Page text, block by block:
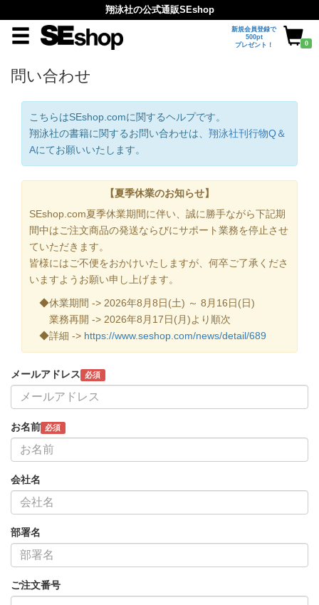
翔泳社の公式通販SEshop
新規会員登録で
500pt
プレゼント！
0
問い合わせ
こちらはSEshop.comに関するヘルプです。
翔泳社の書籍に関するお問い合わせは、 翔泳社刊行物Q＆
Aにてお願いいたします。
【夏季休業のお知らせ】
SEshop.com夏季休業期間に伴い、誠に勝手ながら下記期
間中はご注文商品の発送ならびにサポート業務を停止させ
ていただきます。
皆様にはご不便をおかけいたしますが、何卒ご了承くださ
いますようお願い申し上げます。
◆休業期間 -> 2026年8月8日(土) ～ 8月16日(日)
業務再開 -> 2026年8月17日(月)より順次
◆詳細 -> https://www.seshop.com/news/detail/689
メールアドレス 必須
お名前 必須
会社名
部署名
ご注文番号